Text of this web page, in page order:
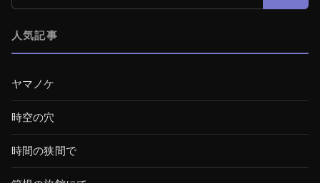
人気記事
ヤマノケ
時空の穴
時間の狭間で